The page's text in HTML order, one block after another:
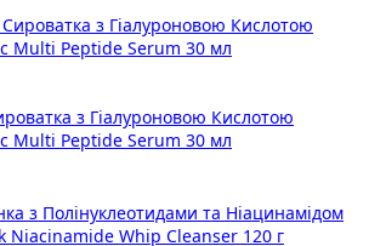
з Гіалуроновою Кислотою
Multi Peptide Serum 30 мл